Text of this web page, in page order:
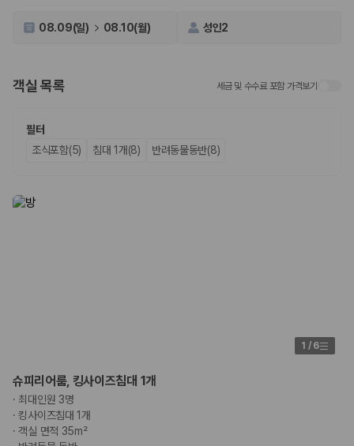
화면에서 비교해 사용자가 자신의 일정과 예산에 맞는 차량을 선택할 수 있
도록 돕습니다.
업체별 가격비교:
을 비교합니다.
차종별 최저가 비교:경차, 소형, 준중형, 중형, SUV, 승합차 등 여행
도를 비교합니다.
제주공항 인수 조건 비교:
제주렌트카 최저가는 차량 기본요금만으로 판단하기 어렵습니다. 보험 포
함 여부, 면책금, 보상 한도, 옵션 비용, 취소 수수료를 함께 확인해야 실제
로 저렴한 차량을 고를 수 있습니다.
2. 보험 조건은 가격만큼 중요합니다
08.09(일) 08.10(월) 성인2
객실 목록 세금 및 수수료 포함 가격보기
필터
조식포함(5)
침대 1개(8) 반려동물동반(8)
1 / 6
슈피리어룸, 킹사이즈침대 1개
· 최대인원 3명
·킹사이즈침대 1개
·객실 면적 35m²